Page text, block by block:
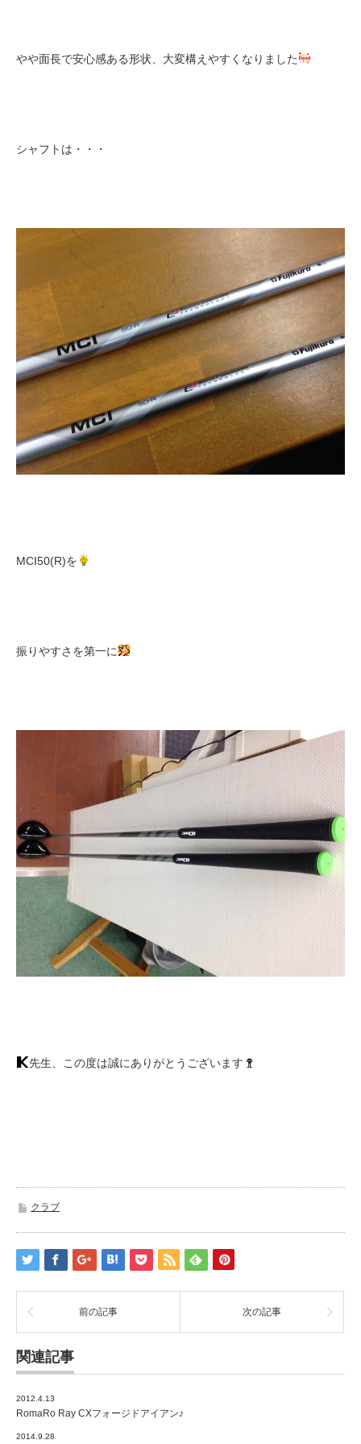
やや面長で安心感ある形状、大変構えやすくなりました
シャフトは・・・
MCI50(R)を
振りやすさを第一に
先生、この度は誠にありがとうございます
クラブ
前の記事 次の記事
関連記事
2012.4.13
RomaRo Ray CXフォージドアイアン♪
2014.9.28